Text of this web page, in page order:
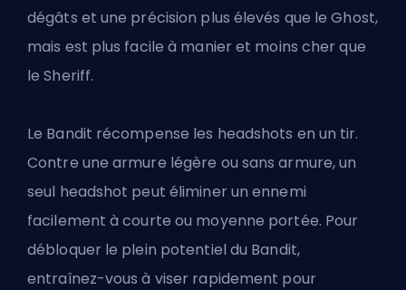
dégâts et une précision plus élevés que le Ghost,
mais est plus facile à manier et moins cher que
le Sheriff.
Le Bandit récompense les headshots en un tir.
Contre une armure légère ou sans armure, un
seul headshot peut éliminer un ennemi
facilement à courte ou moyenne portée. Pour
débloquer le plein potentiel du Bandit,
entraînez-vous à viser rapidement pour